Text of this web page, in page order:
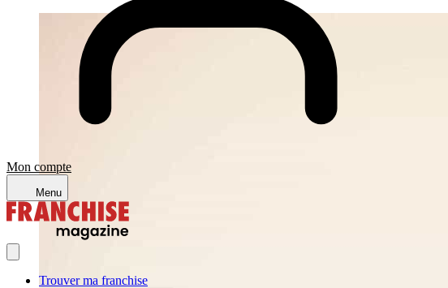
Mon compte
Menu
Trouver ma franchise